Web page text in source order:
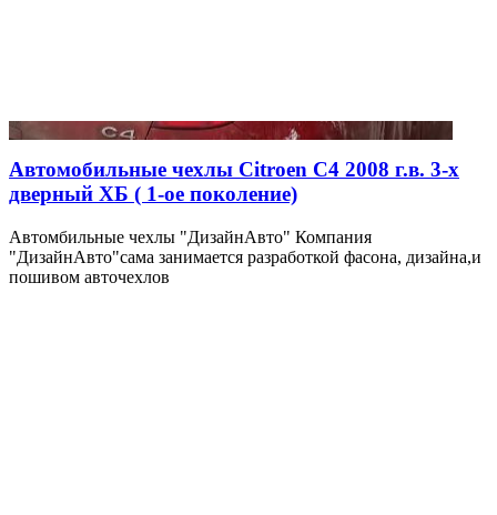
Автомобильные чехлы Citroen C4 2008 г.в. 3-х
дверный ХБ ( 1-ое поколение)
Автомбильные чехлы "ДизайнАвто" Компания
"ДизайнАвто"сама занимается разработкой фасона, дизайна,и
пошивом авточехлов